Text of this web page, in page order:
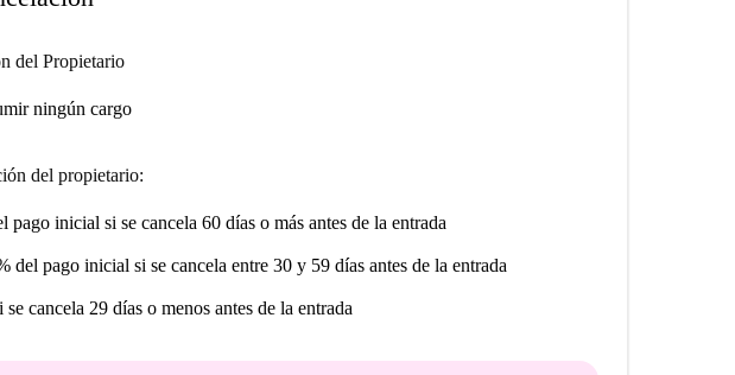
del Propietario
ningún cargo
del propietario:
pago inicial si se cancela 60 días o más antes de la entrada
del pago inicial si se cancela entre 30 y 59 días antes de la entrada
se cancela 29 días o menos antes de la entrada